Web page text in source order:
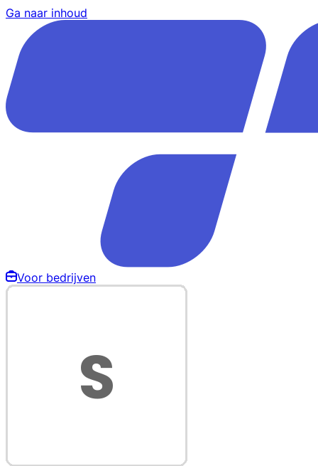
Ga naar inhoud
Voor bedrijven